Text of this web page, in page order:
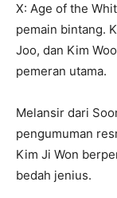
X: Age of the
pemain bintang.
Joo, dan Kim
pemeran utama.
Melansir dari
pengumuman
Kim Ji Won
bedah jenius.